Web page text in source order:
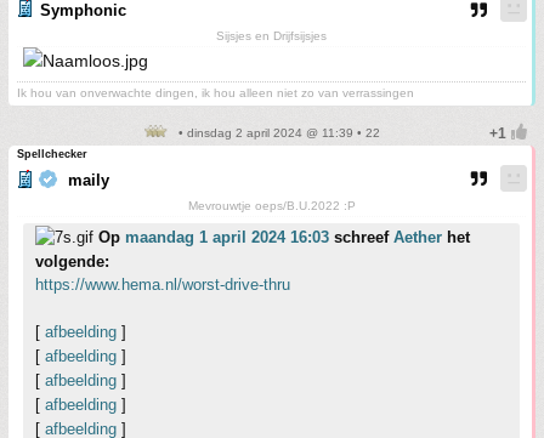
Symphonic
Sijsjes en Drijfsijsjes
Ik hou van onverwachte dingen, ik hou alleen niet zo van verrassingen
• dinsdag 2 april 2024 @ 11:39 • 22
Spellchecker
maily
Mevrouwtje oeps/B.U.2022 :P
Op maandag 1 april 2024 16:03 schreef Aether het
volgende:
https://www.hema.nl/worst-drive-thru
[ afbeelding ]
[ afbeelding ]
[ afbeelding ]
[ afbeelding ]
[ afbeelding ]